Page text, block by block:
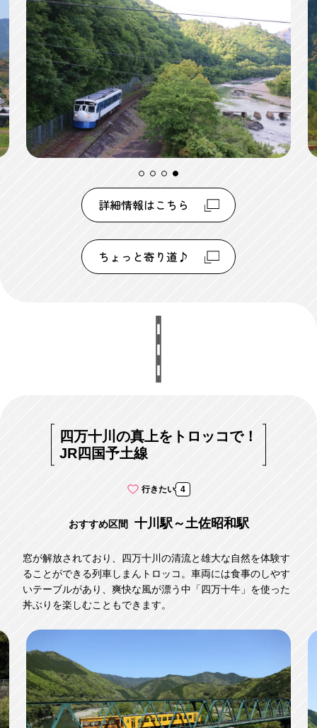
詳細情報はこちら
ちょっと寄り道♪
四万十川の真上をトロッコで！
JR四国予土線
行きたい 4
おすすめ区間 十川駅～土佐昭和駅
窓が解放されており、四万十川の清流と雄大な自然を体験す
ることができる列車しまんトロッコ。車両には食事のしやす
いテーブルがあり、爽快な風が漂う中「四万十牛」を使った
丼ぶりを楽しむこともできます。